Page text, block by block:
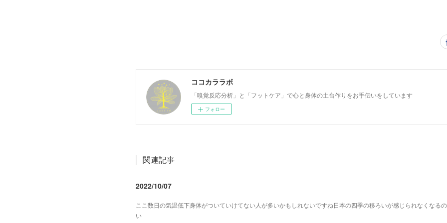
ココカララボ
「嗅覚反応分析」と「フットケア」で心と身体の土台作りをお手伝いをしています
フォロー
関連記事
2022/10/07
ここ数日の気温低下身体がついていけてない人が多いかもしれないですね日本の四季の移ろいが感じられなくなる
い